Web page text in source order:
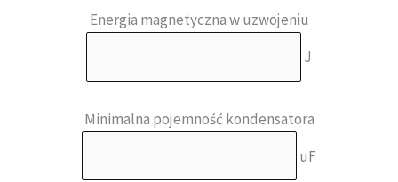
Energia magnetyczna w uzwojeniu
J
Minimalna pojemność kondensatora
uF